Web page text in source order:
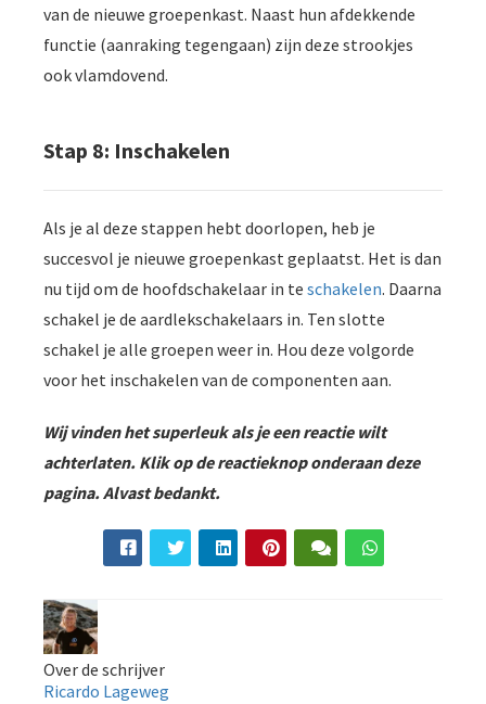
van de nieuwe groepenkast. Naast hun afdekkende
functie (aanraking tegengaan) zijn deze strookjes
ook vlamdovend.
Stap 8: Inschakelen
Als je al deze stappen hebt doorlopen, heb je
succesvol je nieuwe groepenkast geplaatst. Het is dan
nu tijd om de hoofdschakelaar in te schakelen. Daarna
schakel je de aardlekschakelaars in. Ten slotte
schakel je alle groepen weer in. Hou deze volgorde
voor het inschakelen van de componenten aan.
Wij vinden het superleuk als je een reactie wilt
achterlaten. Klik op de reactieknop onderaan deze
pagina. Alvast bedankt.
Over de schrijver
Ricardo Lageweg